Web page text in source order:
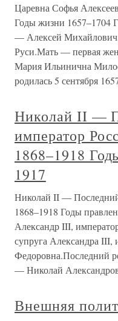
Царевна Софья
Годы жизни 1657–1704
— Алексей Михайлович,
Руси.Мать — первая
Мария Ильинична
родилась 5 сентября
Николай II —
император
1868–1918
1917
Николай II —
1868–1918 Годы
Александр III,
супруга Александра
Федоровна.Последний
— Николай
Внешняя